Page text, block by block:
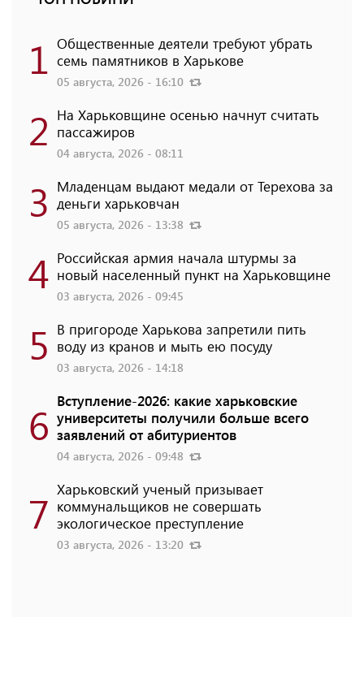
1 Общественные деятели требуют убрать
семь памятников в Харькове
05 августа, 2026 - 16:10
2 На Харьковщине осенью начнут считать
пассажиров
04 августа, 2026 - 08:11
3 Младенцам выдают медали от Терехова за
деньги харьковчан
05 августа, 2026 - 13:38
4 Российская армия начала штурмы за
новый населенный пункт на Харьковщине
03 августа, 2026 - 09:45
5 В пригороде Харькова запретили пить
воду из кранов и мыть ею посуду
03 августа, 2026 - 14:18
6 Вступление-2026: какие харьковские
университеты получили больше всего
заявлений от абитуриентов
04 августа, 2026 - 09:48
7 Харьковский ученый призывает
коммунальщиков не совершать
экологическое преступление
03 августа, 2026 - 13:20